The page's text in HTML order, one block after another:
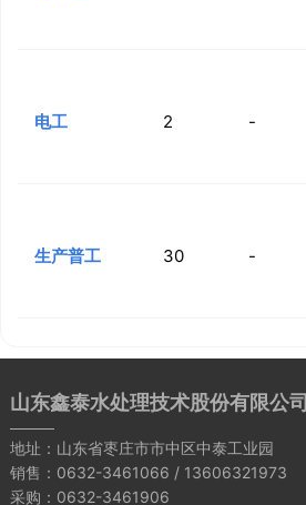
电工 2 -
生产普工 30 -
山东鑫泰水处理技术股份有限公司
地址：山东省枣庄市市中区中泰工业园
销售：0632-3461066 / 13606321973
采购：0632-3461906